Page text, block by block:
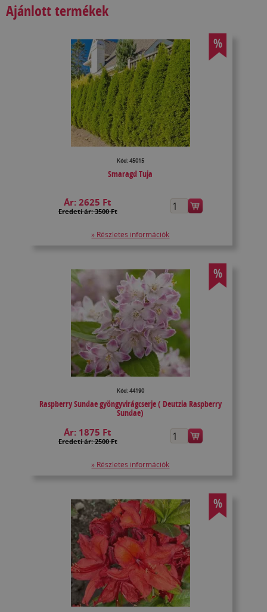
Ajánlott termékek
%
Kód: 45015
Smaragd Tuja
Ár:2625 Ft
Eredeti ár: 3500 Ft
» Részletes információk
%
Kód: 44190
Raspberry Sundae gyöngyvirágcserje ( Deutzia Raspberry
Sundae)
Ár: 1875 Ft
Eredeti ár: 2500 Ft
» Részletes információk
%